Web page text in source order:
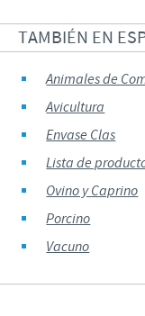
TAMBIÉN EN
Animales de
Avicultura
Envase Clas
Lista de
Ovino y Caprino
Porcino
Vacuno